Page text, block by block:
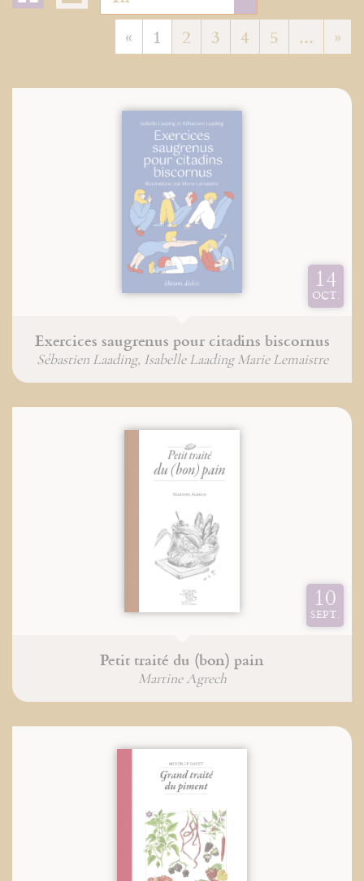
« 1 2 3 4 5 ... »
14
OCT.
Exercices saugrenus pour citadins biscornus
Sébastien Laading, Isabelle Laading Marie Lemaistre
10
SEPT.
Petit traité du (bon) pain
Martine Agrech